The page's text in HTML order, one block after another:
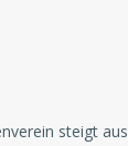
steigt aus